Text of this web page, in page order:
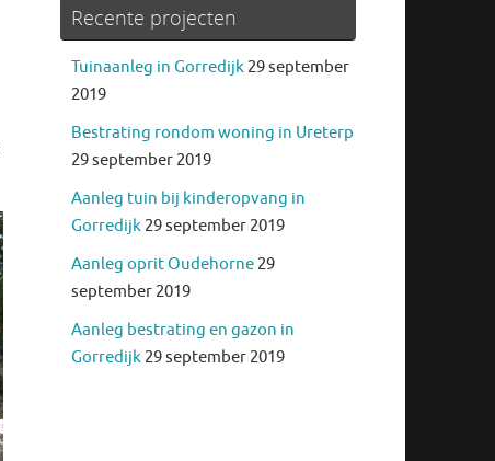
Recente projecten
Tuinaanleg in Gorredijk 29 september
2019
Bestrating rondom woning in Ureterp
29 september 2019
Aanleg tuin bij kinderopvang in
Gorredijk 29 september 2019
Aanleg oprit Oudehorne 29
september 2019
Aanleg bestrating en gazon in
Gorredijk 29 september 2019